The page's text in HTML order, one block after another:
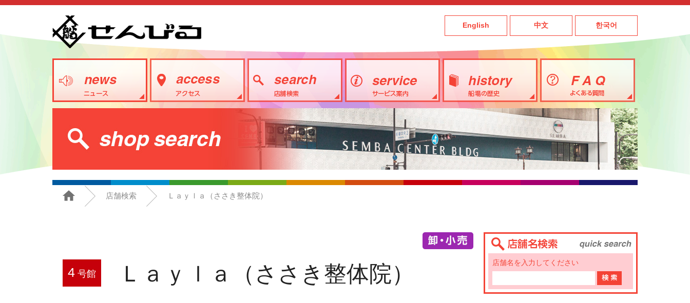
English 中文 한국어
店舗検索 Ｌａｙｌａ（ささき整体院）
4 号館 Ｌａｙｌａ（ささき整体院） 店舗名を入力してください